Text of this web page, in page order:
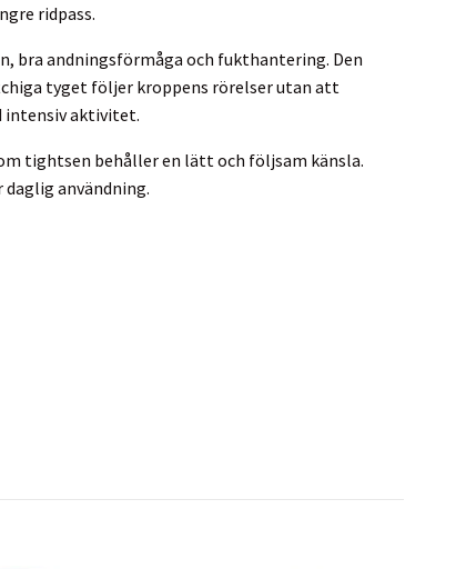
ridpass.
bra andningsförmåga och fukthantering. Den
tyget följer kroppens rörelser utan att
intensiv aktivitet.
tightsen behåller en lätt och följsam känsla.
användning.